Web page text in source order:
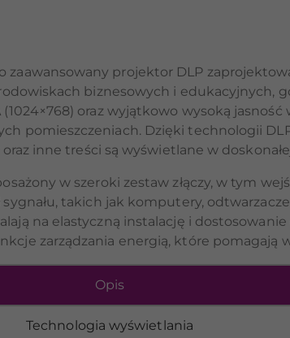
zaawansowany projektor DLP
biznesowych i edukacyjnych,
(1024×768) oraz wyjątkowo wysoką
pomieszczeniach. Dzięki technologii
inne treści są wyświetlane w
w szeroki zestaw złączy, w tym
sygnału, takich jak komputery,
na elastyczną instalację i
zarządzania energią, które pomagają
Opis
Technologia wyświetlania